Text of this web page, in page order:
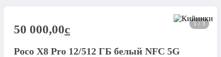
1 / 3
50 000,00c
Poco X8 Pro 12/512 ГБ белый NFC 5G